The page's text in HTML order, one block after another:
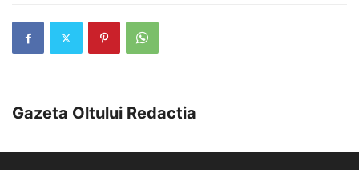
Gazeta Oltului Redactia